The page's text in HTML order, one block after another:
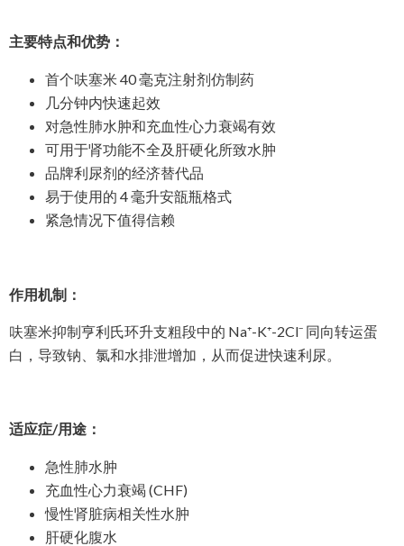
主要特点和优势：
首个呋塞米 40 毫克注射剂仿制药
几分钟内快速起效
对急性肺水肿和充血性心力衰竭有效
可用于肾功能不全及肝硬化所致水肿
品牌利尿剂的经济替代品
易于使用的 4 毫升安瓿瓶格式
紧急情况下值得信赖
作用机制：
呋塞米抑制亨利氏环升支粗段中的 Na⁺-K⁺-2Cl⁻ 同向转运蛋
白，导致钠、氯和水排泄增加，从而促进快速利尿。
适应症/用途：
急性肺水肿
充血性心力衰竭 (CHF)
慢性肾脏病相关性水肿
肝硬化腹水